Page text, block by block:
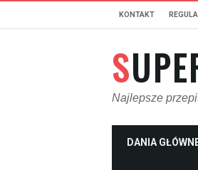
KONTAKT
Najlepsze
DANIA